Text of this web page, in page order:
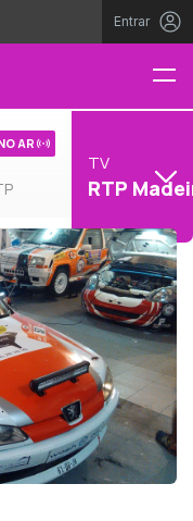
Entrar
AR
TV
RTP